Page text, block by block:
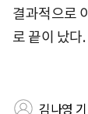
결과적으로
로 끝이 났다.
김나영